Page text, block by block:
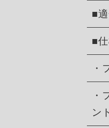
■
■
・
・
ント